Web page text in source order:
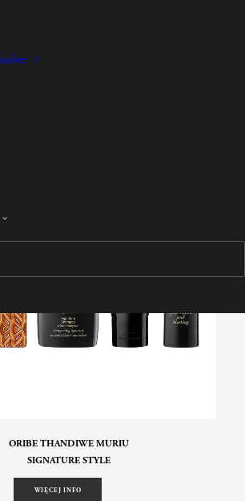
ORIBE THANDIWE MURIU
SIGNATURE STYLE
WIĘCEJ INFO